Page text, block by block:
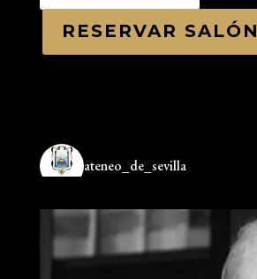
RESERVAR SALÓN
ateneo_de_sevilla